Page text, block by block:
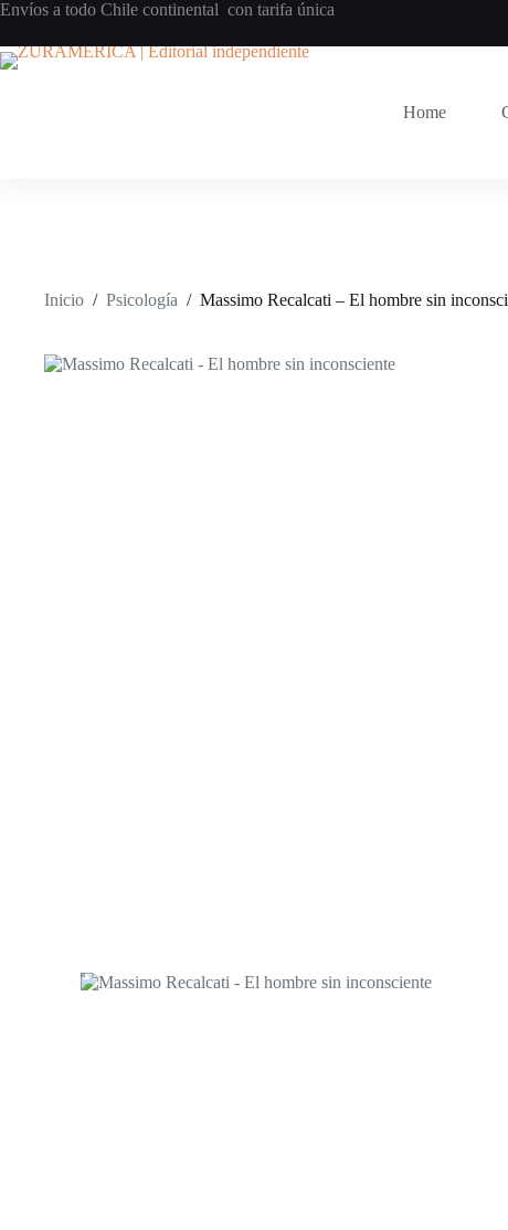
Envíos a todo Chile continental con tarifa única
Home
Inicio / Psicología / Massimo Recalcati – El hombre sin